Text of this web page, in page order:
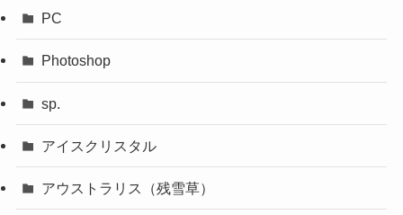
PC
Photoshop
sp.
アイスクリスタル
アウストラリス（残雪草）